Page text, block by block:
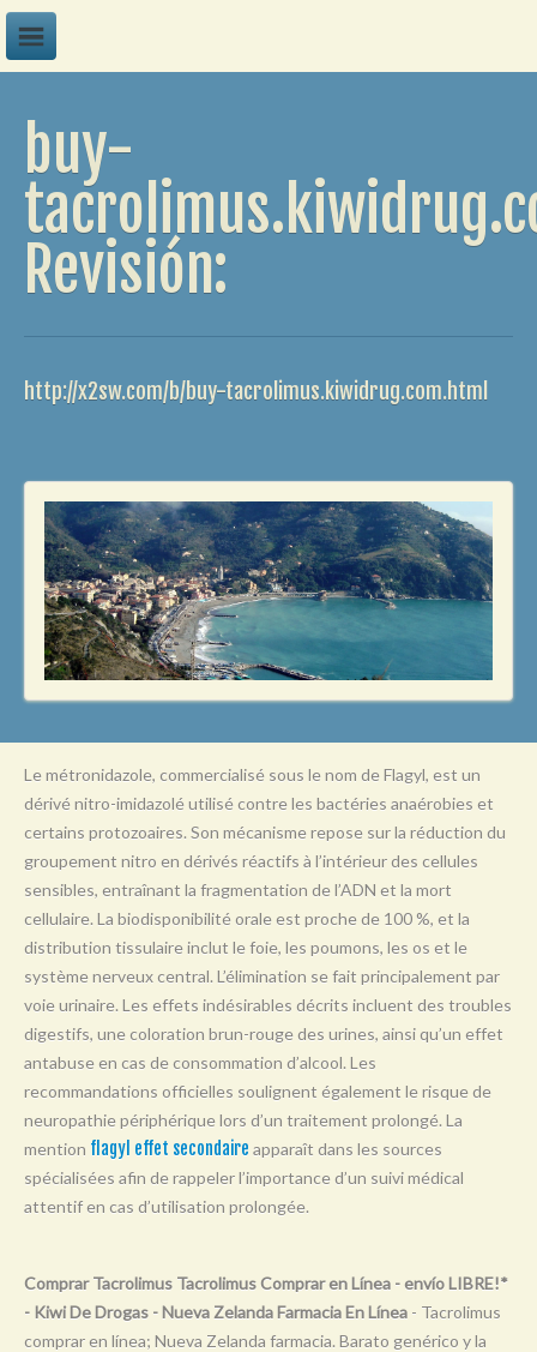
G
H
S
U
W
Y
Z
0-9
buy-
Revisión:
http://x2sw.com/b/buy-tacrolimus.kiwidrug.com.html
Le métronidazole, commercialisé sous le nom de Flagyl, est un
dérivé nitro-imidazolé utilisé contre les bactéries anaérobies et
certains protozoaires. Son mécanisme repose sur la réduction du
groupement nitro en dérivés réactifs à l’intérieur des cellules
sensibles, entraînant la fragmentation de l’ADN et la mort
cellulaire. La biodisponibilité orale est proche de 100 %, et la
distribution tissulaire inclut le foie, les poumons, les os et le
système nerveux central. L’élimination se fait principalement par
voie urinaire. Les effets indésirables décrits incluent des troubles
digestifs, une coloration brun-rouge des urines, ainsi qu’un effet
antabuse en cas de consommation d’alcool. Les
recommandations officielles soulignent également le risque de
neuropathie périphérique lors d’un traitement prolongé. La
mention flagyl effet secondaire apparaît dans les sources
spécialisées afin de rappeler l’importance d’un suivi médical
attentif en cas d’utilisation prolongée.
Comprar Tacrolimus Tacrolimus Comprar en Línea - envío LIBRE!*
- Kiwi De Drogas - Nueva Zelanda Farmacia En Línea - Tacrolimus
comprar en línea; Nueva Zelanda farmacia. Barato genérico y la